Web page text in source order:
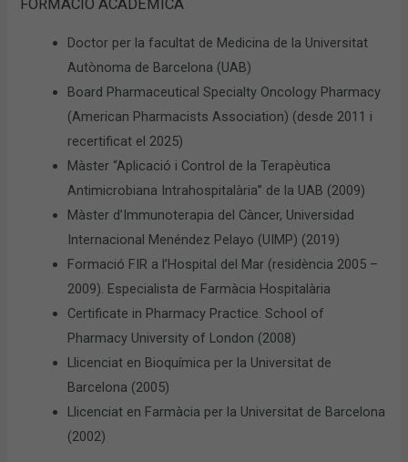
FORMACIÓ ACADÈMICA
Doctor per la facultat de Medicina de la Universitat
Autònoma de Barcelona (UAB)
Board Pharmaceutical Specialty Oncology Pharmacy
(American Pharmacists Association) (desde 2011 i
recertificat el 2025)
Màster “Aplicació i Control de la Terapèutica
Antimicrobiana Intrahospitalària” de la UAB (2009)
Màster d’Immunoterapia del Càncer, Universidad
Internacional Menéndez Pelayo (UIMP) (2019)
Formació FIR a l’Hospital del Mar (residència 2005 –
2009). Especialista de Farmàcia Hospitalària
Certificate in Pharmacy Practice. School of
Pharmacy University of London (2008)
Llicenciat en Bioquímica per la Universitat de
Barcelona (2005)
Llicenciat en Farmàcia per la Universitat de Barcelona
(2002)